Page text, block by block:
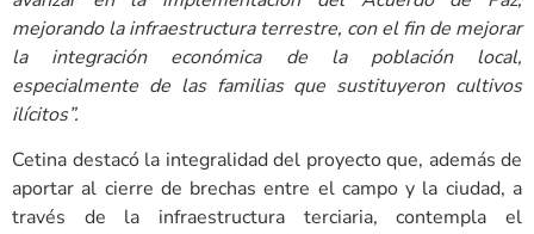
mejorando la infraestructura terrestre, con el fin de mejorar
la integración económica de la población local,
especialmente de las familias que sustituyeron cultivos
ilícitos”.
Cetina destacó la integralidad del proyecto que, además de
aportar al cierre de brechas entre el campo y la ciudad, a
través de la infraestructura terciaria, contempla el